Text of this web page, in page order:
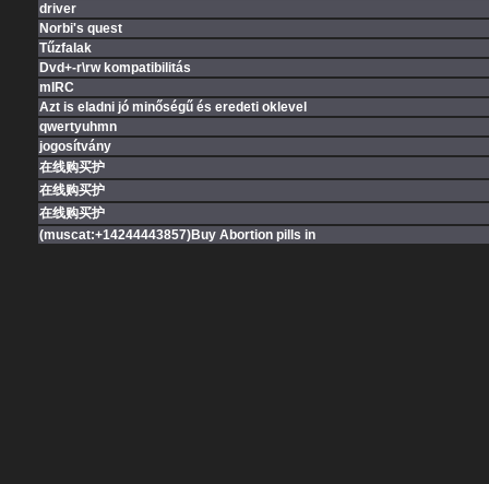
driver
Norbi's quest
Tűzfalak
Dvd+-r\rw kompatibilitás
mIRC
Azt is eladni jó minőségű és eredeti oklevel
qwertyuhmn
jogosítvány
在线购买护
在线购买护
在线购买护
(muscat:+14244443857)Buy Abortion pills in